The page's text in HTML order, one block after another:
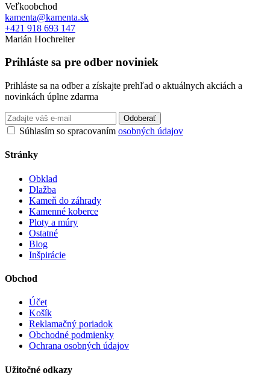
Veľkoobchod
kamenta@kamenta.sk
+421 918 693 147
Marián Hochreiter
Prihláste sa pre odber noviniek
Prihláste sa na odber a získajte prehľad o aktuálnych akciách a
novinkách úplne zdarma
Odoberať
Súhlasím so spracovaním osobných údajov
Stránky
Obklad
Dlažba
Kameň do záhrady
Kamenné koberce
Ploty a múry
Ostatné
Blog
Inšpirácie
Obchod
Účet
Košík
Reklamačný poriadok
Obchodné podmienky
Ochrana osobných údajov
Užitočné odkazy